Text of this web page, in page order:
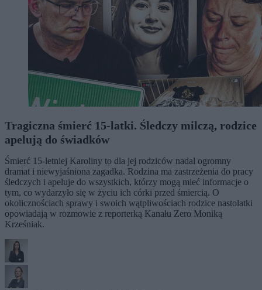
Tragiczna śmierć 15-latki. Śledczy milczą, rodzice
apelują do świadków
Śmierć 15-letniej Karoliny to dla jej rodziców nadal ogromny
dramat i niewyjaśniona zagadka. Rodzina ma zastrzeżenia do pracy
śledczych i apeluje do wszystkich, którzy mogą mieć informacje o
tym, co wydarzyło się w życiu ich córki przed śmiercią. O
okolicznościach sprawy i swoich wątpliwościach rodzice nastolatki
opowiadają w rozmowie z reporterką Kanału Zero Moniką
Krześniak.